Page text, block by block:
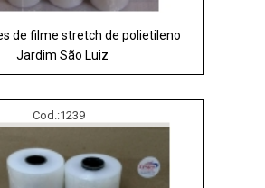
de filme stretch de polietileno
Jardim São Luiz
Cod.:1239